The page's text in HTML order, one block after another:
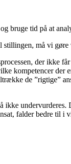
bruge tid på at
må vi
der ikke
kompetencer der
de ”rigtige”
undervurderes.
falder bedre til